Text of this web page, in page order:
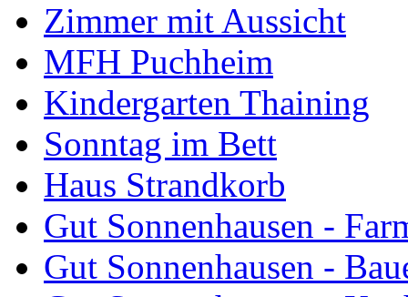
Zimmer mit Aussicht
MFH Puchheim
Kindergarten Thaining
Sonntag im Bett
Haus Strandkorb
Gut Sonnenhausen -
Gut Sonnenhausen -